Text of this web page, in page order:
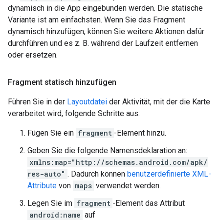
dynamisch in die App eingebunden werden. Die statische
Variante ist am einfachsten. Wenn Sie das Fragment
dynamisch hinzufügen, können Sie weitere Aktionen dafür
durchführen und es z. B. während der Laufzeit entfernen
oder ersetzen.
Fragment statisch hinzufügen
Führen Sie in der Layoutdatei der Aktivität, mit der die Karte
verarbeitet wird, folgende Schritte aus:
Fügen Sie ein fragment -Element hinzu.
Geben Sie die folgende Namensdeklaration an:
xmlns:map="http://schemas.android.com/apk/
res-auto" . Dadurch können benutzerdefinierte XML-
Attribute von maps verwendet werden.
Legen Sie im fragment -Element das Attribut
android:name auf